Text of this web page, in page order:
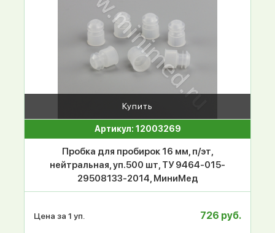
Купить
Артикул: 12003269
Пробка для пробирок 16 мм, п/эт,
нейтральная, уп.500 шт, ТУ 9464-015-
29508133-2014, МиниМед
Цена за 1 уп. 726 руб.